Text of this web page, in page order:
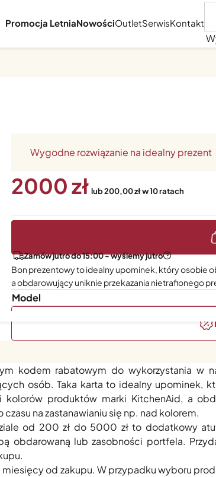
Promocja LetniaNowościOutletSerwisKontakt
Wygodne rozwiązanie na idealny prezent
2000 lub 200,00 zł w 10 ratach
Zamów jutro do 15:00 - wyślemy jutro
Bon prezentowy to idealny upominek, który osobie
a obdarowujący uniknie przekazania nietrafionego
Model
prezentem? Bony podarunkowe
kodem rabatowym do wykorzystania w
osób. Taka karta to idealny upominek,
produktów marki KitchenAid, a
na zastanawianiu się np. nad kolorem.
od 200 zł do 5000 zł to dodatkowy
obdarowaną lub zasobności portfela.
od zakupu. W przypadku wyboru